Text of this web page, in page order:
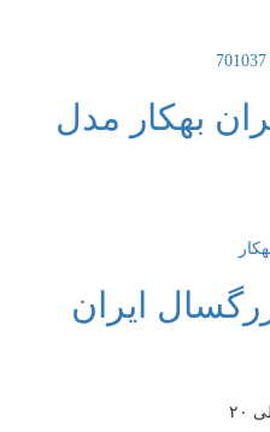
بهکار مدل
ایران